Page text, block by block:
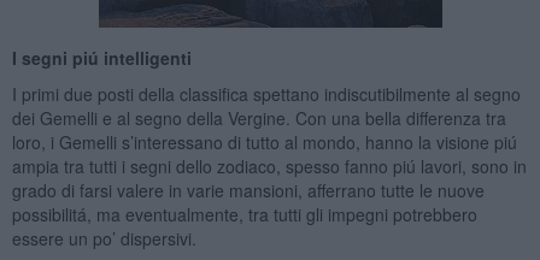
I segni piú intelligenti
I primi due posti della classifica spettano indiscutibilmente al segno
dei Gemelli e al segno della Vergine. Con una bella differenza tra
loro, i Gemelli s’interessano di tutto al mondo, hanno la visione piú
ampia tra tutti i segni dello zodiaco, spesso fanno piú lavori, sono in
grado di farsi valere in varie mansioni, afferrano tutte le nuove
possibilitá, ma eventualmente, tra tutti gli impegni potrebbero
essere un po’ dispersivi.